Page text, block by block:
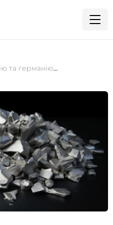
Китай обмежує експорт галію та германію: які ризики для виробництва чипів?